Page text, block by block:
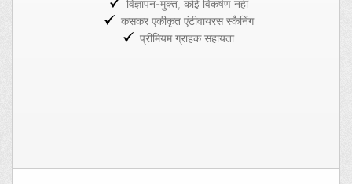
विज्ञापन-मुक्त, कोई विकर्षण नहीं
कसकर एकीकृत एंटीवायरस स्कैनिंग
प्रीमियम ग्राहक सहायता